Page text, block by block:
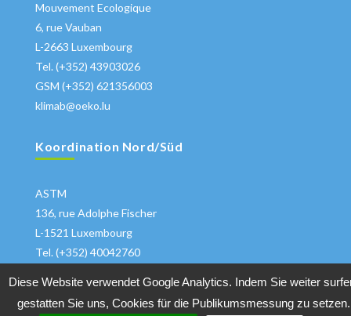
Mouvement Ecologique
6, rue Vauban
L-2663 Luxembourg
Tel. (+352) 43903026
GSM (+352) 621356003
klimab@oeko.lu
Koordination Nord/Süd
ASTM
136, rue Adolphe Fischer
L-1521 Luxembourg
Tel. (+352) 40042760
Diese Website verwendet Google Analytics. Indem Sie weiter
gestatten Sie uns, Cookies für die Publikumsmessung zu setzen.